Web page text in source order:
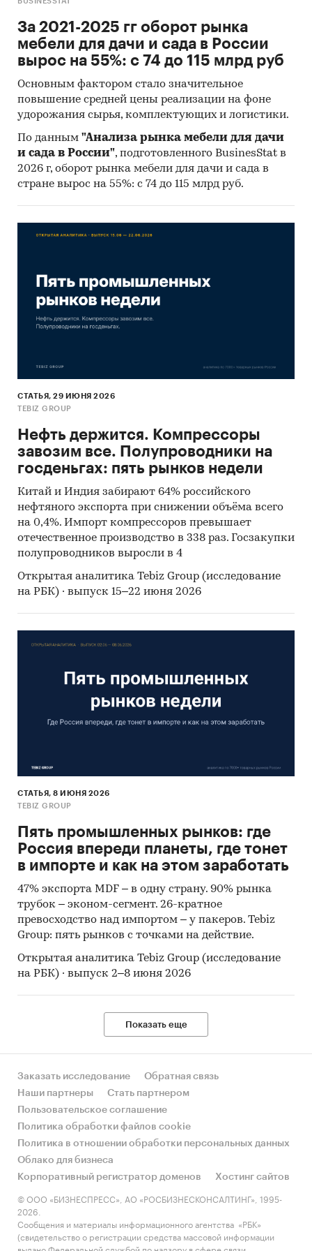
- Инфляции / индексу потребительских цен на
товар/услугу или наиболее близкие товары/
услуги
- Объему розничных продаж услуг в
фактических и сопоставимых ценах
- Объему розничных продаж
продовольственных товаров в фактических и
сопоставимых ценах
- Объему розничных продаж
непродовольственных товаров в фактических
Изучаемая категория:
молочных продуктов, для детского
питания", в которую суммарно (без
сегментации по видам) входят расходы на
молоко, кефир, ряженка, биолакт, молочные
фруктов и злаков для детского питания.
О компании:
рынке готовых исследований. Исследования,
проведенные специалистами «Экспресс-
Обзор», дают возможность в сжатом виде
получить основную информацию и общее
представление о ситуации на рынке.
Полученные в ходе исследования оценки
независимы и объективны.
В портфеле компании более 2000 регулярно
обновляемых исследований.
Молоко
Пандемия
За 2021-2025 гг оборот рынка
мебели для дачи и сада в России
вырос на 55%: с 74 до 115 млрд руб
Основным фактором стало значительное
повышение средней цены реализации на фоне
удорожания сырья, комплектующих и логистики.
По данным "Анализа рынка мебели для дачи
и сада в России", подготовленного BusinesStat в
2026 г, оборот рынка мебели для дачи и сада в
стране вырос на 55%: с 74 до 115 млрд руб.
СТАТЬЯ, 29 ИЮНЯ 2026
TEBIZ GROUP
Нефть держится. Компрессоры
завозим все. Полупроводники на
госденьгах: пять рынков недели
Китай и Индия забирают 64% российского
нефтяного экспорта при снижении объёма всего
на 0,4%. Импорт компрессоров превышает
отечественное производство в 338 раз. Госзакупки
полупроводников выросли в 4
Открытая аналитика Tebiz Group (исследование
на РБК) · выпуск 15–22 июня 2026
СТАТЬЯ, 8 ИЮНЯ 2026
TEBIZ GROUP
Пять промышленных рынков: где
Россия впереди планеты, где тонет
в импорте и как на этом заработать
47% экспорта MDF – в одну страну. 90% рынка
трубок – эконом-сегмент. 26-кратное
превосходство над импортом – у пакеров. Tebiz
Group: пять рынков с точками на действие.
Открытая аналитика Tebiz Group (исследование
на РБК) · выпуск 2–8 июня 2026
Показать еще
Заказать исследование
Обратная связь
Наши партнеры
Стать партнером
Пользовательское соглашение
Политика обработки файлов cookie
Политика в отношении обработки персональных данных
Облако для бизнеса
Корпоративный регистратор доменов
Хостинг сайтов
© ООО «БИЗНЕСПРЕСС», АО «РОСБИЗНЕСКОНСАЛТИНГ», 1995-
2026.
Сообщения и материалы информационного агентства «РБК»
(свидетельство о регистрации средства массовой информации